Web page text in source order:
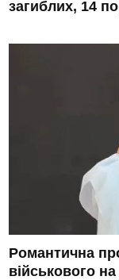
загиблих, 14
Романтична
військового